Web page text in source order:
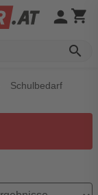
search
person shopping_cart
Schulbedarf